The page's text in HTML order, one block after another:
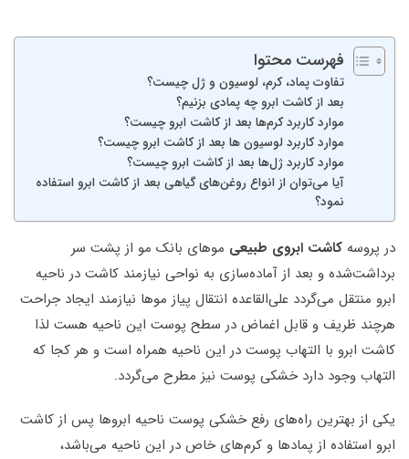
فهرست محتوا
تفاوت پماد، کرم، لوسیون و ژل چیست؟
بعد از کاشت ابرو چه پمادی بزنیم؟
موارد کاربرد کرم‌ها بعد از کاشت ابرو چیست؟
موارد کاربرد لوسیون ها بعد از کاشت ابرو چیست؟
موارد کاربرد ژل‌ها بعد از کاشت ابرو چیست؟
آیا می‌توان از انواع روغن‌های گیاهی بعد از کاشت ابرو استفاده
نمود؟
در پروسه کاشت ابروی طبیعی موهای بانک مو از پشت سر
برداشت‌شده و بعد از آماده‌سازی به نواحی نیازمند کاشت در ناحیه
ابرو منتقل می‌گردد علی‌القاعده انتقال پیاز موها نیازمند ایجاد جراحت
هرچند ظریف و قابل اغماض در سطح پوست این ناحیه هست لذا
کاشت ابرو با التهاب پوست در این ناحیه همراه است و هر کجا که
التهاب وجود دارد خشکی پوست نیز مطرح می‌گردد.
یکی از بهترین راه‌های رفع خشکی پوست ناحیه ابروها پس از کاشت
ابرو استفاده از پمادها و کرم‌های خاص در این ناحیه می‌باشد،